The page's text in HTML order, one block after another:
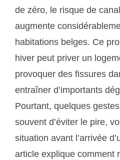
de zéro, le risque de
augmente
habitations belges. Ce
hiver peut priver un
provoquer des fissures
entraîner d’importants
Pourtant, quelques
souvent d’éviter le pire,
situation avant l’arrivée
article explique comment